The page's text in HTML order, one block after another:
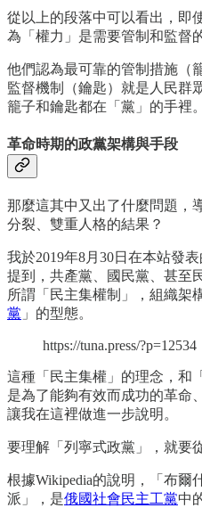
從以上的段落中可以看出，即
為「權力」是需要管制和監督的
他們認為最可靠的管制措施（
監督機制（鑰匙）就是人民群
籠子和鑰匙都在「黨」的手裡。
革命時期的政黨架構與手段
那麼這其中又出了什麼問題，
分裂、雙重人格的結果？
我於2019年8月30日在本站發表
提到，共產黨、國民黨、甚至
所謂「民主集權制」，組織架
黨 」的型態。
https://tuna.press/?p=12534
這種「民主集權」的理念，和
是為了能夠有效而成功的革命
讓我在這裡做進一步說明。
要理解「列寧式政黨」，就要
根據Wikipedia的說明，「布爾
派」，是俄國社會民主工黨中